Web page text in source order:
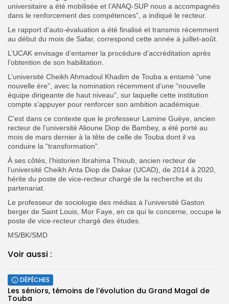
universitaire a été mobilisée et l’ANAQ-SUP nous a accompagnés
dans le renforcement des compétences”, a indiqué le recteur.
‎‎Le rapport d’auto-évaluation a été finalisé et transmis récemment
au début du mois de Safar, correspond cette année à juillet-août.
L’UCAK envisage d’entamer la procédure d’accréditation après
l’obtention de son habilitation.
L’université Cheikh Ahmadoul Khadim de Touba a entamé “une
nouvelle ère”, avec la nomination récemment d’une “nouvelle
équipe dirigeante de haut niveau”, sur laquelle cette institution
compte s’appuyer pour renforcer son ambition académique.
C’est dans ce contexte que le professeur Lamine Guèye, ancien
recteur de l’université Alioune Diop de Bambey, a été porté au
mois de mars dernier à la tête de celle de Touba dont il va
conduire la “transformation”.
À ses côtés, l’historien Ibrahima Thioub, ancien recteur de
l’université Cheikh Anta Diop de Dakar (UCAD), de 2014 à 2020,
hérite du poste de vice-recteur chargé de la recherche et du
partenariat.
Le professeur de sociologie des médias à l’université Gaston
berger de Saint Louis, Mor Faye, en ce qui le concerne, occupe le
poste de vice-recteur chargé des études.
‎‎MS/BK/SMD
Voir aussi :
DÉPÊCHES
Les séniors, témoins de l’évolution du Grand Magal de
Touba